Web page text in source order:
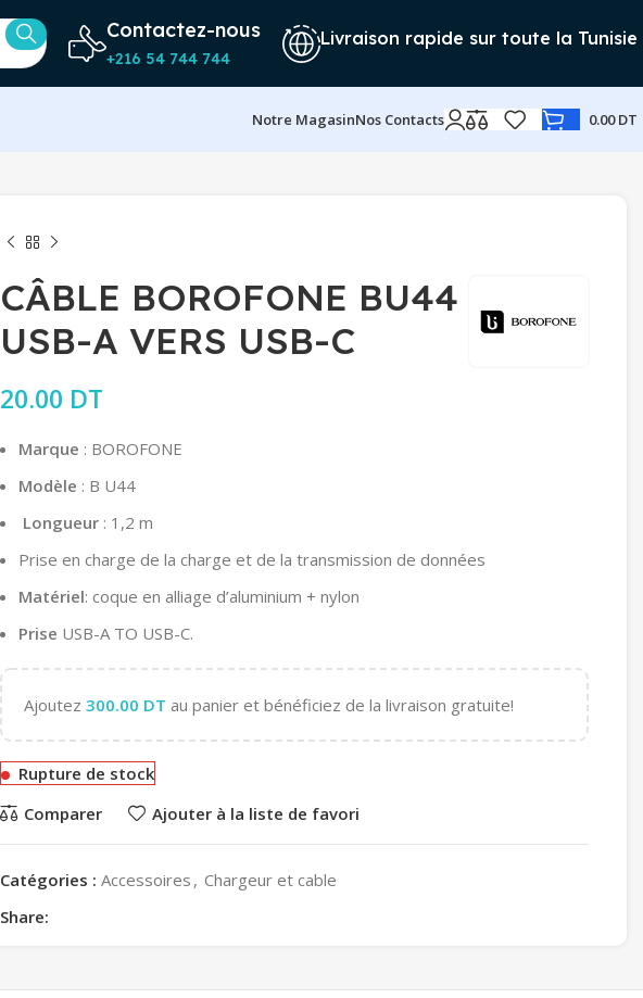
Contactez-nous
+216 54 744 744
Livraison rapide sur toute la Tunisie
Notre MagasinNos Contacts 0.00DT
CÂBLE BOROFONE BU44
USB-A VERS USB-C
20.00 DT
Marque : BOROFONE
Modèle : B U44
Longueur : 1,2 m
Prise en charge de la charge et de la transmission de données
Matériel: coque en alliage d’aluminium + nylon
Prise USB-A TO USB-C.
Ajoutez 300.00 DT au panier et bénéficiez de la livraison gratuite!
Rupture de stock
Comparer
Ajouter à la liste de favori
Catégories : Accessoires , Chargeur et cable
Share: